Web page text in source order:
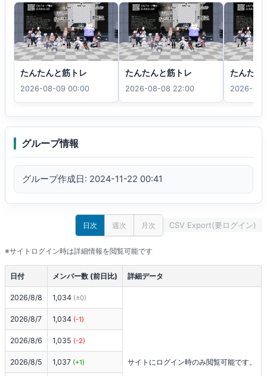
たんたんと筋トレ
2026-08-09 00:00
たんたんと筋トレ
2026-08-08 22:00
たんたん
2026-
グループ情報
グループ作成日: 2024-11-22 00:41
日次 週次 月次 CSV Export(要ログイン)
※サイトログイン時は詳細情報を閲覧可能です
日付 メンバー数 (前日比) 詳細データ
2026/8/8 1,034 (±0)
サイトにログイン時のみ閲覧可能です。
2026/8/7 1,034 (-1)
2026/8/6 1,035 (-2)
2026/8/5 1,037 (+1)